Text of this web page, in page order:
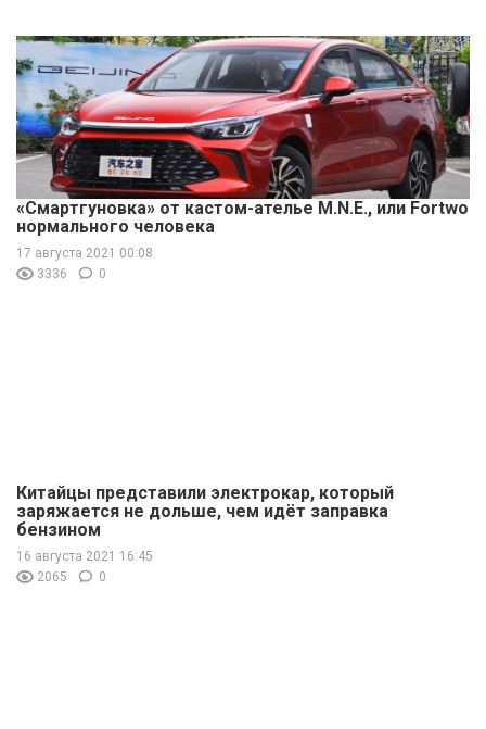
«Смартгуновка» от кастом-ателье M.N.E., или Fortwo
нормального человека
17 августа 2021 00:08
3336
0
Китайцы представили электрокар, который
заряжается не дольше, чем идёт заправка
бензином
16 августа 2021 16:45
2065
0